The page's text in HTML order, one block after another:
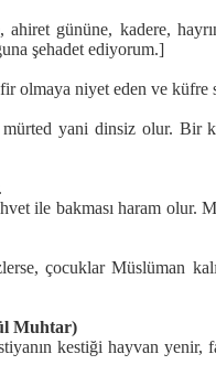
gününe, kadere,
şehadet ediyorum.]
niyet eden ve küfre
yani dinsiz olur. Bir
ile bakması haram olur.
çocuklar Müslüman
Muhtar)
kestiği hayvan